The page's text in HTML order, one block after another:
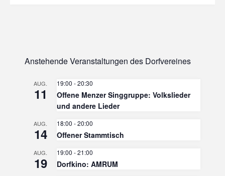
Anstehende Veranstaltungen des Dorfvereines
AUG.
11
19:00 -20:30
Offene Menzer Singgruppe: Volkslieder
und andere Lieder
AUG.
14
18:00 -20:00
Offener Stammtisch
AUG.
19
19:00 -21:00
Dorfkino: AMRUM